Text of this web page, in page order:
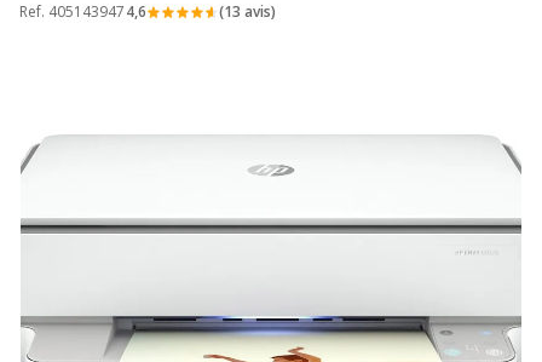
Ref. 4051439474,6 (13 avis)